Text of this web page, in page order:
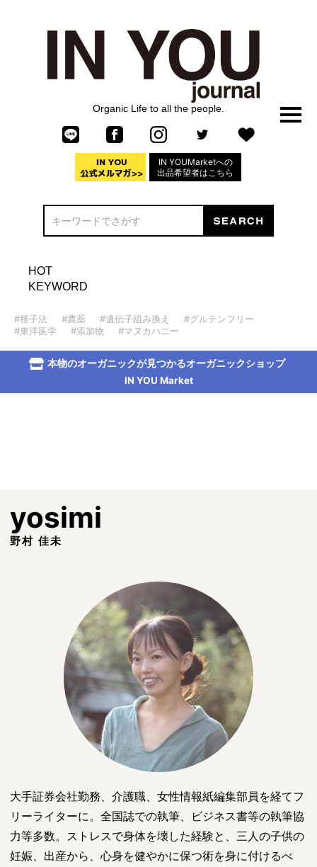
Organic Life to all the people.
IN YOUMarketへの
出品希望者はこちら
HOT
KEYWORD
#種子法 #農薬 #遺伝子組み換え
#グルテンフリー
#東洋医学
#添加物 #マヌカハニー
本物のオーガニックが見つかるオーガニックショップ
IN YOU Market
yosimi
野村 佳未
大手証券会社勤務、介護職、女性情報紙編集部員を経てフ
リーライターに。全国誌での執筆、ビジネス書等の執筆協
力等多数。ストレスで身体を壊した経験と、三人の子供の
妊娠、出産から、心身を健やかに保つ術を身に付けるべ